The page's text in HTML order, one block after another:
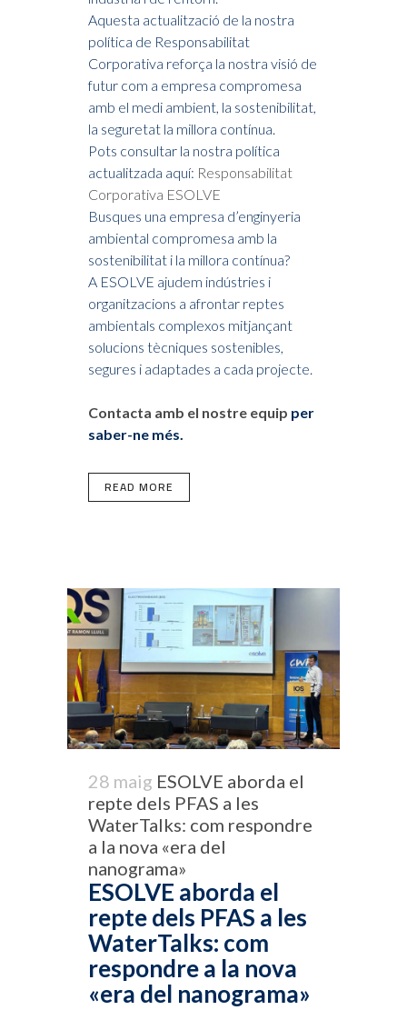
Aquesta actualització de la nostra
política de Responsabilitat
Corporativa reforça la nostra visió de
futur com a empresa compromesa
amb el medi ambient, la sostenibilitat,
la seguretat la millora contínua.
Pots consultar la nostra política
actualitzada aquí: Responsabilitat
Corporativa ESOLVE
Busques una empresa d’enginyeria
ambiental compromesa amb la
sostenibilitat i la millora contínua?
A ESOLVE ajudem indústries i
organitzacions a afrontar reptes
ambientals complexos mitjançant
solucions tècniques sostenibles,
segures i adaptades a cada projecte.
Contacta amb el nostre equip per
saber-ne més.
READ MORE
28 maig ESOLVE aborda el
repte dels PFAS a les
WaterTalks: com respondre
a la nova «era del
nanograma»
ESOLVE aborda el
repte dels PFAS a les
WaterTalks: com
respondre a la nova
«era del nanograma»